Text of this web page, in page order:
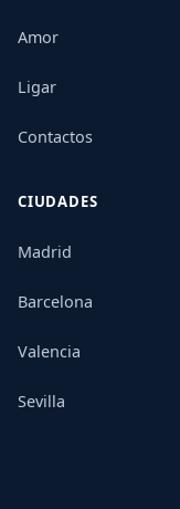
Amor
Ligar
Contactos
CIUDADES
Madrid
Barcelona
Valencia
Sevilla